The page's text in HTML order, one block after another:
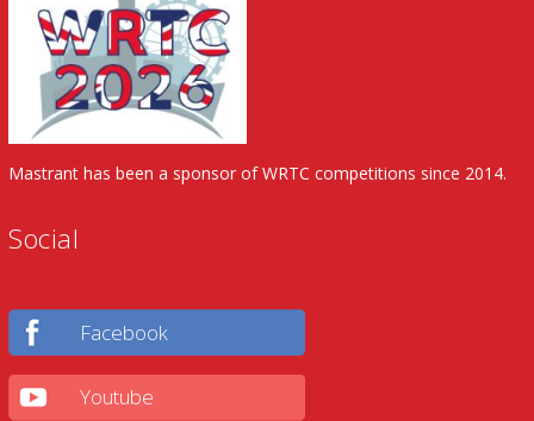
Mastrant has been a sponsor of WRTC competitions since 2014.
Social
Facebook
Youtube